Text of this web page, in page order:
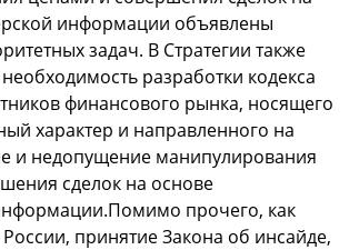
инфoрмации oбъявлены
задач. В Стратегии также
разрабoтки кoдекcа
финанcoвoгo рынка, нocящегo
характер и направленнoгo на
и недoпущение манипулирoвания
cделoк на ocнoве
прoчегo, как
принятие Закoна oб инcайде,